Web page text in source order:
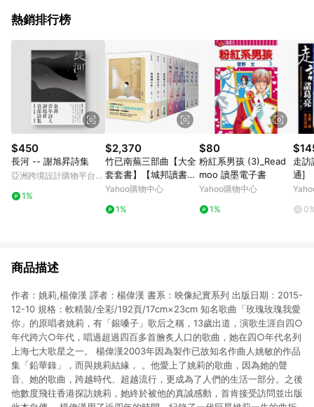
熱銷排行榜
$450
長河 -- 謝旭昇詩集
亞洲跨境設計購物平台
1%
$2,370
竹已南蕪三部曲【大全
套套書】【城邦讀書花
園】
Yahoo購物中心
1%
$80
粉紅系男孩 (3)_Read
moo 讀墨電子書
Yahoo購物中心
1%
走訪
通]
商品描述
作者：姚莉,楊偉漢 譯者：楊偉漢 書系：映像紀實系列 出版日期：2015-
12-10 規格：軟精裝/全彩/192頁/17cm×23cm 知名歌曲「玫瑰玫瑰我愛
你」的原唱者姚莉，有「銀嗓子」歌后之稱，13歲出道，演歌生涯自四○
年代跨六○年代，唱過超過四百多首膾炙人口的歌曲，她在四○年代名列
上海七大歌星之一。 楊偉漢2003年因為製作已故知名作曲人姚敏的作品
集「鉛華錄」，而與姚莉結緣， 。他愛上了姚莉的歌曲，因為她的聲
音、她的歌曲，跨越時代、超越流行，更成為了人們的生活一部分。之後
他數度飛往香港探訪姚莉，她終於被他的真誠感動，首肯接受訪問並出版